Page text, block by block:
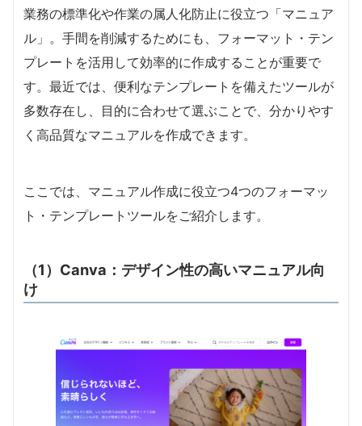
業務の標準化や作業の属人化防止に役立つ「マニュア
ル」。手間を削減するためにも、フォーマット・テン
プレートを活用して効率的に作成することが重要で
す。最近では、便利なテンプレートを備えたツールが
多数存在し、目的に合わせて選ぶことで、分かりやす
く高品質なマニュアルを作成できます。
ここでは、マニュアル作成に役立つ4つのフォーマッ
ト・テンプレートツールをご紹介します。
（1）Canva：デザイン性の高いマニュアル向
け